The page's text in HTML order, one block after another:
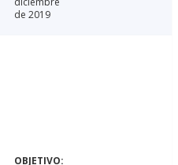
de 2019